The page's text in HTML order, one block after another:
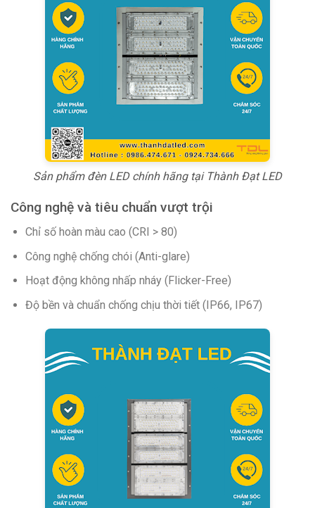
Sản phẩm đèn LED chính hãng tại Thành Đạt LED
Công nghệ và tiêu chuẩn vượt trội
Chỉ số hoàn màu cao (CRI > 80)
Công nghệ chống chói (Anti-glare)
Hoạt động không nhấp nháy (Flicker-Free)
Độ bền và chuẩn chống chịu thời tiết (IP66, IP67)